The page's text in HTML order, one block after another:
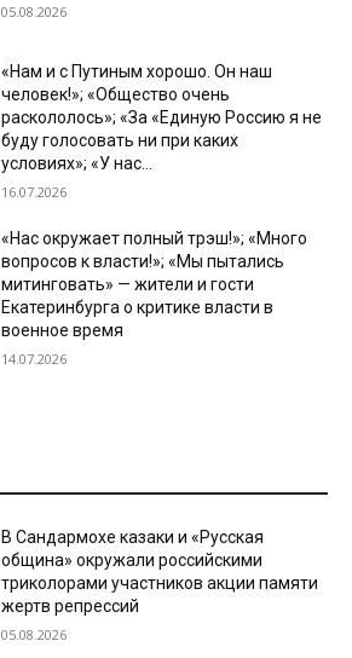
05.08.2026
«Нам и с Путиным хорошо. Он наш
человек!»; «Общество очень
раскололось»; «За «Единую Россию я не
буду голосовать ни при каких
условиях»; «У нас...
16.07.2026
«Нас окружает полный трэш!»; «Много
вопросов к власти!»; «Мы пытались
митинговать» — жители и гости
Екатеринбурга о критике власти в
военное время
14.07.2026
В Сандармохе казаки и «Русская
община» окружали российскими
триколорами участников акции памяти
жертв репрессий
05.08.2026